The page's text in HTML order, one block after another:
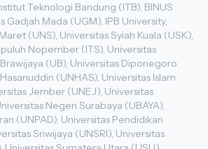
Teknologi Bandung (ITB), BINUS
Gadjah Mada (UGM), IPB University,
(UNS), Universitas Syiah Kuala (USK),
Nopember (ITS), Universitas
(UB), Universitas Diponegoro
(UNHAS), Universitas Islam
Jember (UNEJ), Universitas
Negeri Surabaya (UBAYA),
(UNPAD), Universitas Pendidikan
Sriwijaya (UNSRI), Universitas